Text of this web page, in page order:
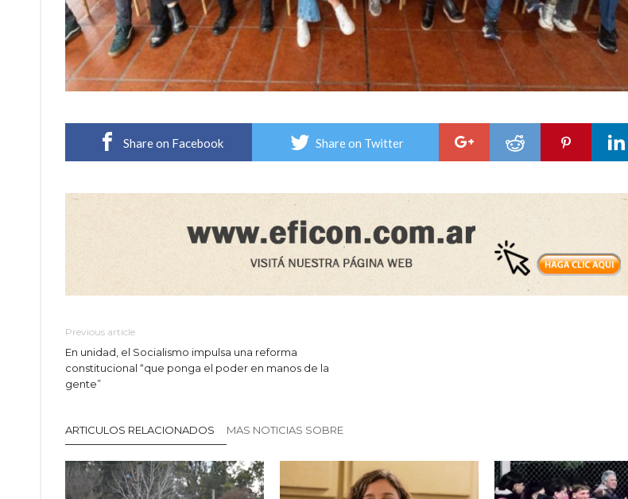
Share on Facebook Share on Twitter
Previous article
En unidad, el Socialismo impulsa una reforma
constitucional “que ponga el poder en manos de la
gente”
ARTICULOS RELACIONADOS MAS NOTICIAS SOBRE